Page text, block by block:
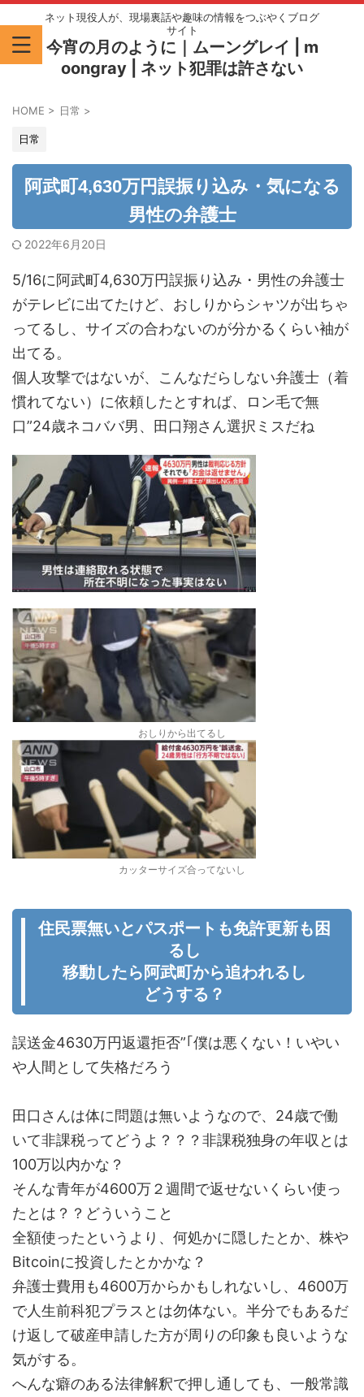
ネット現役人が、現場裏話や趣味の情報をつぶやくブログ
サイト
今宵の月のように｜ムーングレイ | m
oongray | ネット犯罪は許さない
HOME > 日常 >
日常
阿武町4,630万円誤振り込み・気になる
男性の弁護士
2022年6月20日
5/16に阿武町4,630万円誤振り込み・男性の弁護士
がテレビに出てたけど、おしりからシャツが出ちゃ
ってるし、サイズの合わないのが分かるくらい袖が
出てる。
個人攻撃ではないが、こんなだらしない弁護士（着
慣れてない）に依頼したとすれば、ロン毛で無
口”24歳ネコババ男、田口翔さん選択ミスだね
おしりから出てるし
カッターサイズ合ってないし
住民票無いとパスポートも免許更新も困
るし
移動したら阿武町から追われるし
どうする？
誤送金4630万円返還拒否”｢僕は悪くない！いやい
や人間として失格だろう
田口さんは体に問題は無いようなので、24歳で働
いて非課税ってどうよ？？？非課税独身の年収とは
100万以内かな？
そんな青年が4600万２週間で返せないくらい使っ
たとは？？どういうこと
全額使ったというより、何処かに隠したとか、株や
Bitcoinに投資したとかかな？
弁護士費用も4600万からかもしれないし、4600万
で人生前科犯プラスとは勿体ない。半分でもあるだ
け返して破産申請した方が周りの印象も良いような
気がする。
へんな癖のある法律解釈で押し通しても、一般常識